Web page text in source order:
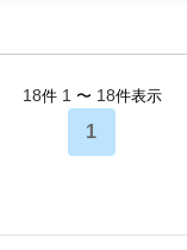
18件 1 〜 18件表示
1